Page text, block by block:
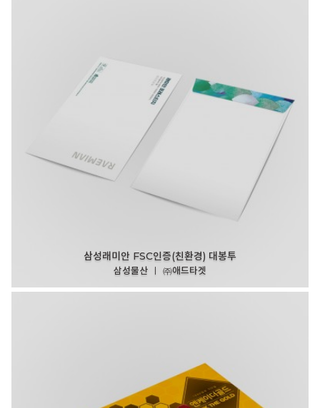
삼성래미안 FSC인증(친환경) 대봉투
삼성물산 ㅣ ㈜애드타겟